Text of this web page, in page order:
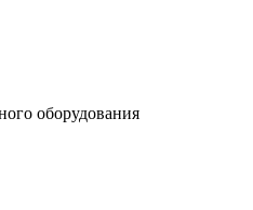
оборудования